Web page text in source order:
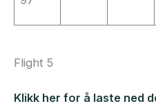
Flight 5
Klikk her for å laste ned